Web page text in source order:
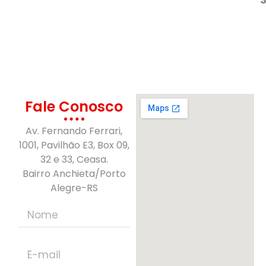
Fale Conosco
Av. Fernando Ferrari,
1001, Pavilhão E3, Box 09,
32 e 33, Ceasa.
Bairro Anchieta/Porto
Alegre-RS